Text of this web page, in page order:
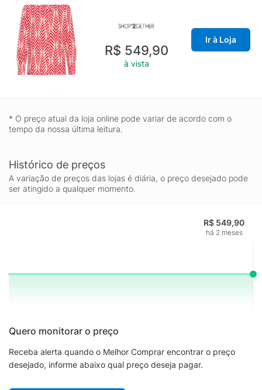
R$ 549,90
à vista
Ir à Loja
* O preço atual da loja online pode variar de acordo com o
tempo da nossa última leitura.
Histórico de preços
A variação de preços das lojas é diária, o preço desejado pode
ser atingido a qualquer momento.
R$ 549,90
há 2 meses
Quero monitorar o preço
Receba alerta quando o Melhor Comprar encontrar o preço
desejado, informe abaixo qual preço deseja pagar.